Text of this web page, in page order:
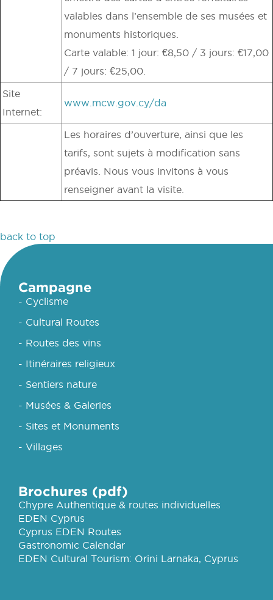
valables dans l’ensemble de ses musées et
monuments historiques.
Carte valable: 1 jour: €8,50 / 3 jours: €17,00
/ 7 jours: €25,00.
Site
Internet:
www.mcw.gov.cy/da
Les horaires d’ouverture, ainsi que les
tarifs, sont sujets à modification sans
préavis. Nous vous invitons à vous
renseigner avant la visite.
back to top
Campagne
- Cyclisme
- Cultural Routes
- Routes des vins
- Itinéraires religieux
- Sentiers nature
- Musées & Galeries
- Sites et Monuments
- Villages
Brochures (pdf)
Chypre Authentique & routes individuelles
EDEN Cyprus
Cyprus EDEN Routes
Gastronomic Calendar
EDEN Cultural Tourism: Orini Larnaka, Cyprus